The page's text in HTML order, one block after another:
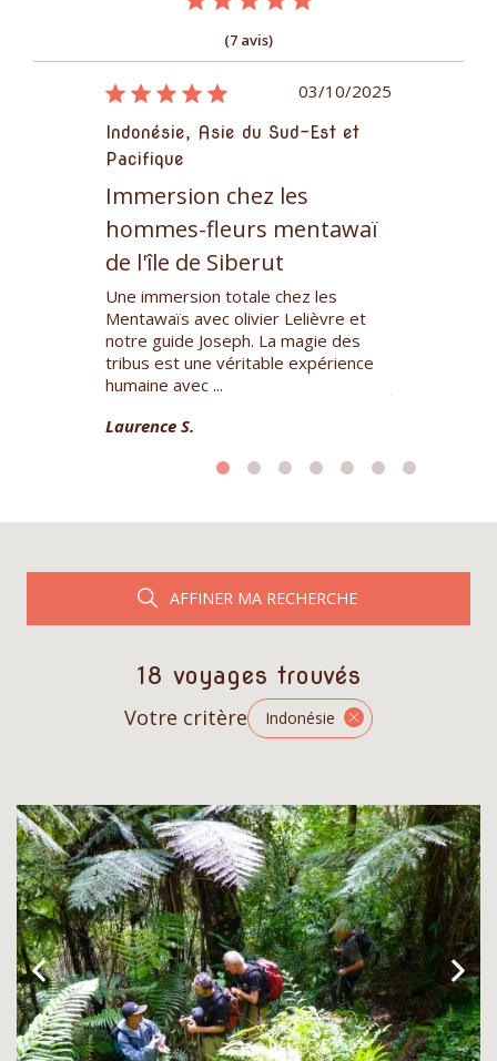
(7 avis)
03/10/2025
Indonésie, Asie du Sud-Est et
Pacifique
Immersion chez les
hommes-fleurs mentawaï
de l'île de Siberut
Une immersion totale chez les
Mentawaïs avec olivier Lelièvre et
notre guide Joseph. La magie des
tribus est une véritable expérience
humaine avec ...
Laurence S.
AFFINER MA RECHERCHE
18 voyages trouvés
Votre critère Indonésie